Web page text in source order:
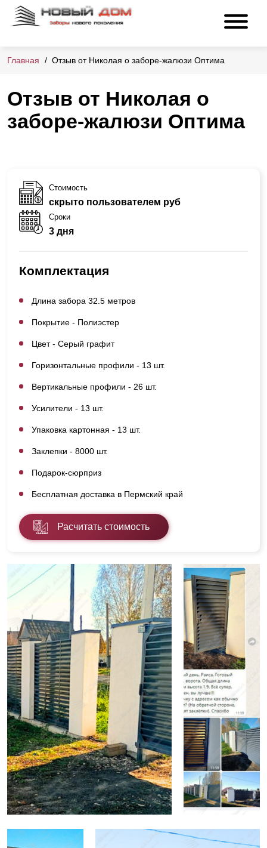
Главная Отзыв от Николая о заборе-жалюзи Оптима
Отзыв от Николая о
заборе-жалюзи Оптима
Стоимость
скрыто пользователем руб
Сроки
3 дня
Комплектация
Длина забора 32.5 метров
Покрытие - Полиэстер
Цвет - Серый графит
Горизонтальные профили - 13 шт.
Вертикальные профили - 26 шт.
Усилители - 13 шт.
Упаковка картонная - 13 шт.
Заклепки - 8000 шт.
Подарок-сюрприз
Бесплатная доставка в Пермский край
Расчитать стоимость